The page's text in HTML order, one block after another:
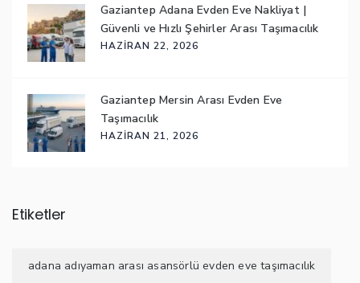
Gaziantep Adana Evden Eve Nakliyat |
Güvenli ve Hızlı Şehirler Arası Taşımacılık
HAZIRAN 22, 2026
Gaziantep Mersin Arası Evden Eve
Taşımacılık
HAZIRAN 21, 2026
Etiketler
adana adıyaman arası asansörlü evden eve taşımacılık